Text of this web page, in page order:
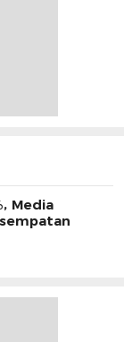
Media